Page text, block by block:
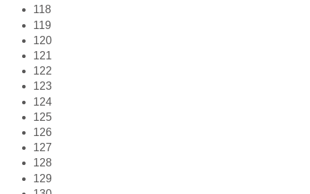
118
119
120
121
122
123
124
125
126
127
128
129